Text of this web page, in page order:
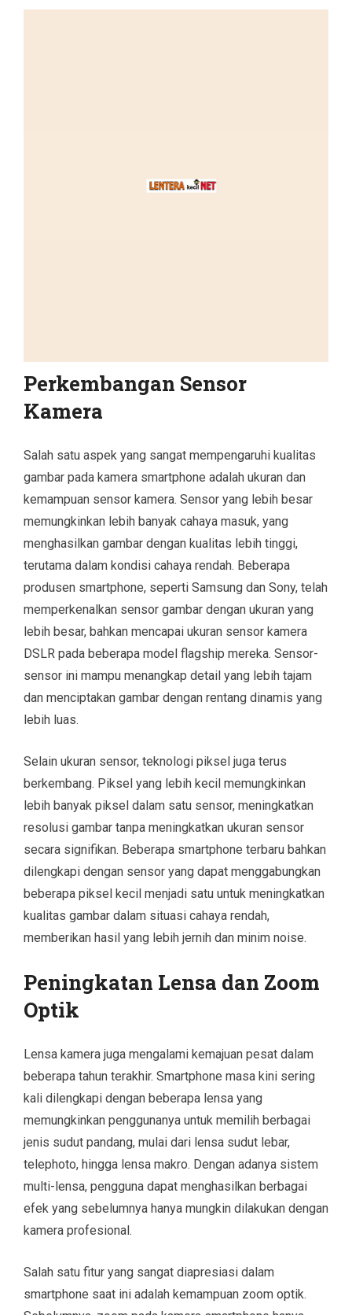
Perkembangan Sensor
Kamera
Salah satu aspek yang sangat mempengaruhi kualitas
gambar pada kamera smartphone adalah ukuran dan
kemampuan sensor kamera. Sensor yang lebih besar
memungkinkan lebih banyak cahaya masuk, yang
menghasilkan gambar dengan kualitas lebih tinggi,
terutama dalam kondisi cahaya rendah. Beberapa
produsen smartphone, seperti Samsung dan Sony, telah
memperkenalkan sensor gambar dengan ukuran yang
lebih besar, bahkan mencapai ukuran sensor kamera
DSLR pada beberapa model flagship mereka. Sensor-
sensor ini mampu menangkap detail yang lebih tajam
dan menciptakan gambar dengan rentang dinamis yang
lebih luas.
Selain ukuran sensor, teknologi piksel juga terus
berkembang. Piksel yang lebih kecil memungkinkan
lebih banyak piksel dalam satu sensor, meningkatkan
resolusi gambar tanpa meningkatkan ukuran sensor
secara signifikan. Beberapa smartphone terbaru bahkan
dilengkapi dengan sensor yang dapat menggabungkan
beberapa piksel kecil menjadi satu untuk meningkatkan
kualitas gambar dalam situasi cahaya rendah,
memberikan hasil yang lebih jernih dan minim noise.
Peningkatan Lensa dan Zoom
Optik
Lensa kamera juga mengalami kemajuan pesat dalam
beberapa tahun terakhir. Smartphone masa kini sering
kali dilengkapi dengan beberapa lensa yang
memungkinkan penggunanya untuk memilih berbagai
jenis sudut pandang, mulai dari lensa sudut lebar,
telephoto, hingga lensa makro. Dengan adanya sistem
multi-lensa, pengguna dapat menghasilkan berbagai
efek yang sebelumnya hanya mungkin dilakukan dengan
kamera profesional.
Salah satu fitur yang sangat diapresiasi dalam
smartphone saat ini adalah kemampuan zoom optik.